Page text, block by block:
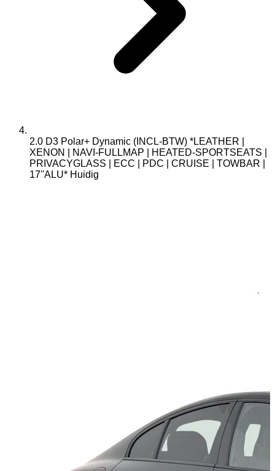
2.0 D3 Polar+ Dynamic (INCL-BTW) *LEATHER |
XENON | NAVI-FULLMAP | HEATED-SPORTSEATS |
PRIVACYGLASS | ECC | PDC | CRUISE | TOWBAR |
17''ALU* Huidig